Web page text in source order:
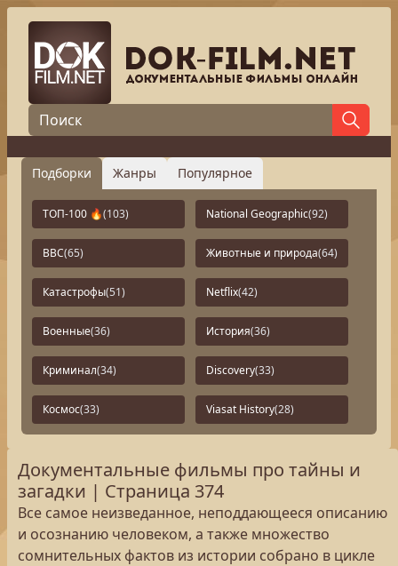
Подборки Жанры Популярное
ТОП-100 🔥(103) National Geographic(92)
BBC(65) Животные и природа(64)
Катастрофы(51) Netflix(42)
Военные(36) История(36)
Криминал(34) Discovery(33)
Космос(33) Viasat History(28)
Документальные фильмы про тайны и
загадки | Страница 374
Все самое неизведанное, неподдающееся описанию
и осознанию человеком, а также множество
сомнительных фактов из истории собрано в цикле